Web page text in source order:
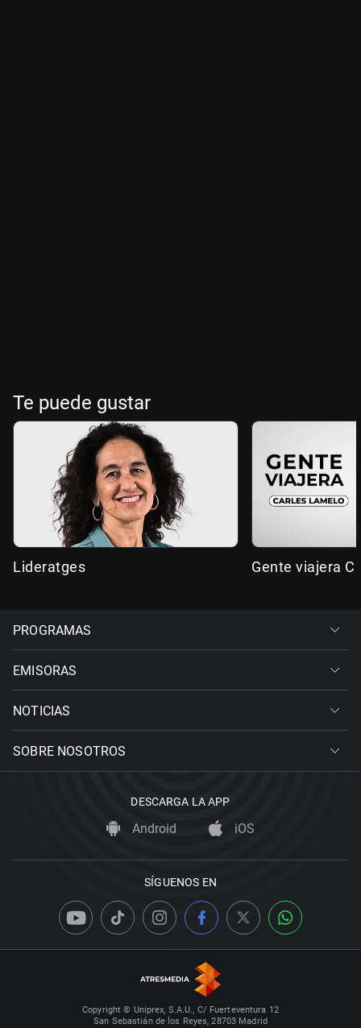
Te puede gustar
Lideratges Gente viajera
PROGRAMAS
EMISORAS
NOTICIAS
SOBRE NOSOTROS
DESCARGA LA APP
Android iOS
SÍGUENOS EN
Copyright © Uniprex, S.A.U., C/ Fuerteventura 12
San Sebastián de los Reyes, 28703 Madrid